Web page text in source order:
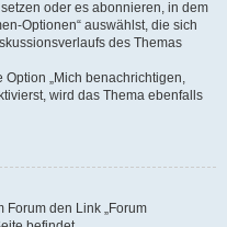
oder es abonnieren, in dem
Optionen“ auswählst, die sich
des Themas
„Mich benachrichtigen,
wird das Thema ebenfalls
Forum den Link „Forum